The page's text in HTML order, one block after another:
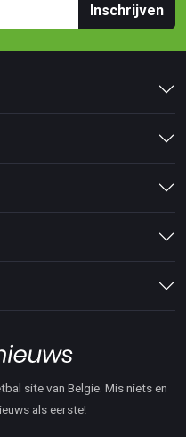
Inschrijven
site van Belgie. Mis niets en
als eerste!